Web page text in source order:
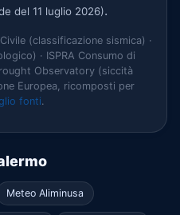
del 11 luglio 2026).
(classificazione sismica) ·
· ISPRA Consumo di
Observatory (siccità
Europea, ricomposti per
fonti.
Meteo Aliminusa